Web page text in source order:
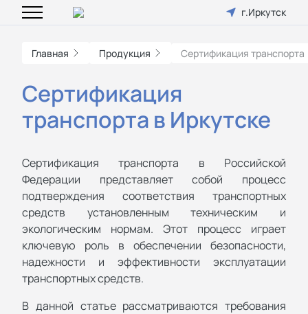
г.Иркутск
Главная Продукция Сертификация транспорта
Сертификация
транспорта в Иркутске
Сертификация транспорта в Российской
Федерации представляет собой процесс
подтверждения соответствия транспортных
средств установленным техническим и
экологическим нормам. Этот процесс играет
ключевую роль в обеспечении безопасности,
надежности и эффективности эксплуатации
транспортных средств.
В данной статье рассматриваются требования